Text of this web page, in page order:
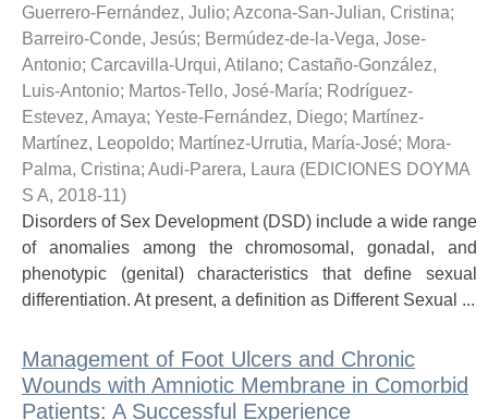
Guerrero-Fernández, Julio; Azcona-San-Julian, Cristina;
Barreiro-Conde, Jesús; Bermúdez-de-la-Vega, Jose-
Antonio; Carcavilla-Urqui, Atilano; Castaño-González,
Luis-Antonio; Martos-Tello, José-María; Rodríguez-
Estevez, Amaya; Yeste-Fernández, Diego; Martínez-
Martínez, Leopoldo; Martínez-Urrutia, María-José; Mora-
Palma, Cristina; Audi-Parera, Laura (EDICIONES DOYMA
S A, 2018-11)
Disorders of Sex Development (DSD) include a wide range
of anomalies among the chromosomal, gonadal, and
phenotypic (genital) characteristics that define sexual
differentiation. At present, a definition as Different Sexual ...
Management of Foot Ulcers and Chronic
Wounds with Amniotic Membrane in Comorbid
Patients: A Successful Experience